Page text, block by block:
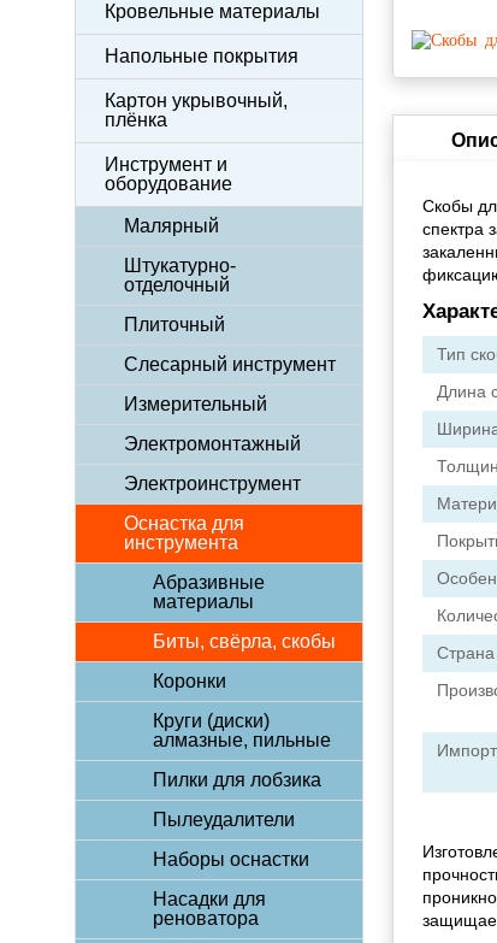
Кровельные материалы
Напольные покрытия
Картон укрывочный,
плёнка
Инструмент и
оборудование
Малярный
Штукатурно-
отделочный
Плиточный
Слесарный инструмент
Измерительный
Электромонтажный
Электроинструмент
Оснастка для
инструмента
Абразивные
материалы
Биты, свёрла, скобы
Коронки
Круги (диски)
алмазные, пильные
Пилки для лобзика
Пылеудалители
Наборы оснастки
Насадки для
реноватора
Скобы
спектра
Тип
Длина
Страна